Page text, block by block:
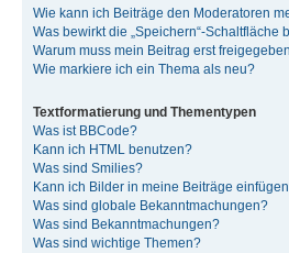
Wie kann ich Beiträge den Moderatoren
Was bewirkt die „Speichern“-Schaltfläche
Warum muss mein Beitrag erst
Wie markiere ich ein Thema als neu?
Textformatierung und Thementypen
Was ist BBCode?
Kann ich HTML benutzen?
Was sind Smilies?
Kann ich Bilder in meine Beiträge
Was sind globale Bekanntmachungen?
Was sind Bekanntmachungen?
Was sind wichtige Themen?